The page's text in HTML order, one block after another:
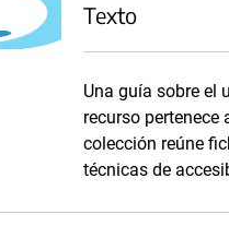
Texto
Una guía sobre el
recurso
colección reúne
técnicas de